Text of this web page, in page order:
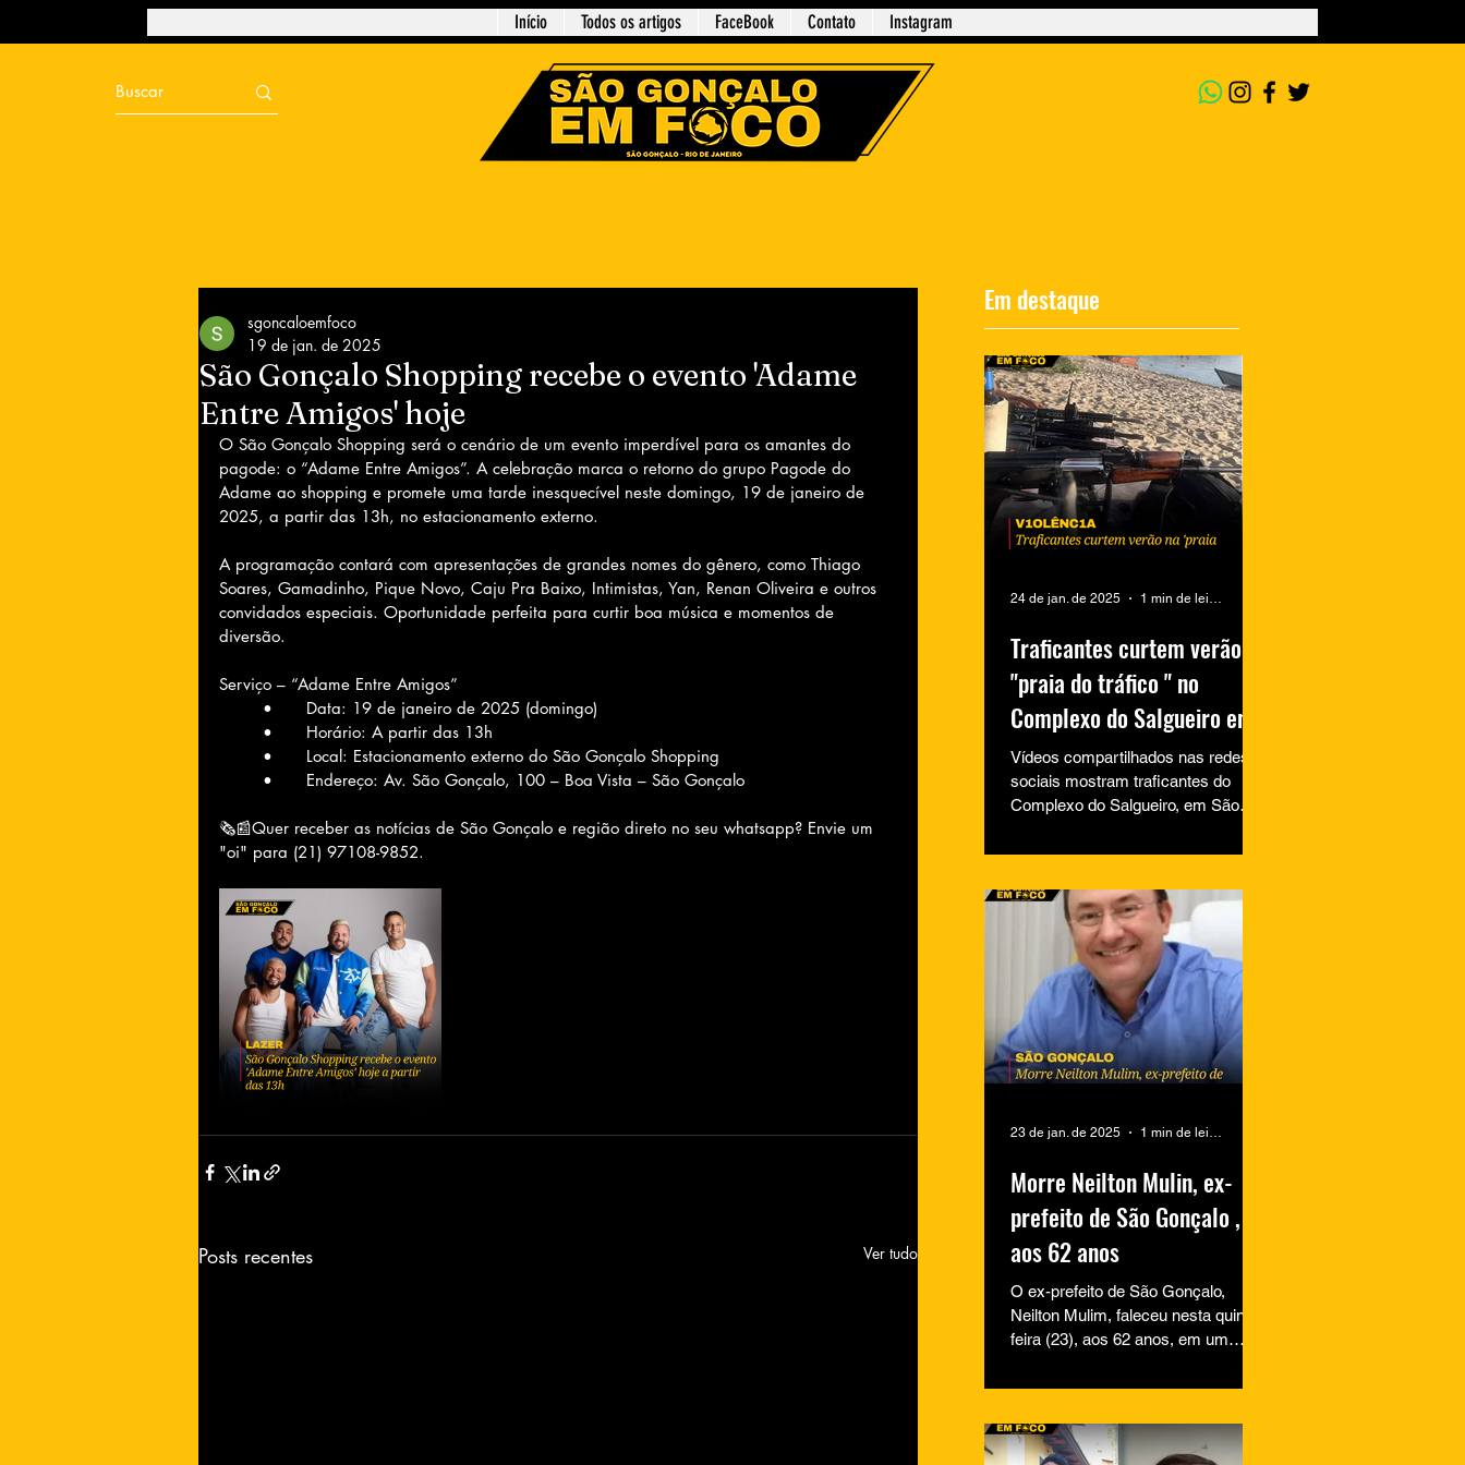
Início Todos os artigos FaceBook Contato Instagram
São Gonçalo Shopping recebe o evento 'Adame
Entre Amigos' hoje
sgoncaloemfoco
19 de jan. de 2025
O São Gonçalo Shopping será o cenário de um evento imperdível para os amantes do
pagode: o “Adame Entre Amigos”. A celebração marca o retorno do grupo Pagode do
Adame ao shopping e promete uma tarde inesquecível neste domingo, 19 de janeiro de
2025, a partir das 13h, no estacionamento externo.
A programação contará com apresentações de grandes nomes do gênero, como Thiago
Soares, Gamadinho, Pique Novo, Caju Pra Baixo, Intimistas, Yan, Renan Oliveira e outros
convidados especiais. Oportunidade perfeita para curtir boa música e momentos de
diversão.
Serviço – “Adame Entre Amigos”
	•	Data: 19 de janeiro de 2025 (domingo)
	•	Horário: A partir das 13h
	•	Local: Estacionamento externo do São Gonçalo Shopping
	•	Endereço: Av. São Gonçalo, 100 – Boa Vista – São Gonçalo
🗞📰Quer receber as notícias de São Gonçalo e região direto no seu whatsapp? Envie um
"oi" para (21) 97108-9852.
Posts recentes Ver tudo
Em destaque
Traficantes curtem verão na
"praia do tráfico " no
Complexo do Salgueiro em
São Gonçalo
Vídeos compartilhados nas redes
sociais mostram traficantes do
Complexo do Salgueiro, em São
de lazer na...
24 de jan. de 2025
Morre Neilton Mulin, ex-
prefeito de São Gonçalo ,
aos 62 anos
O ex-prefeito de São Gonçalo,
Neilton Mulim, faleceu nesta quinta-
feira (23), aos 62 anos, em um
informação...
23 de jan. de 2025